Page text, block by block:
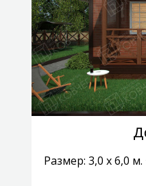
Размер: 3,0 х 6,0